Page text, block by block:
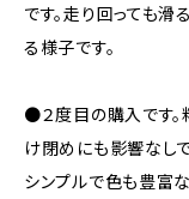
です。走り回っても滑
る様子です。
●２度目の購入です。
け閉めにも影響なし
シンプルで色も豊富